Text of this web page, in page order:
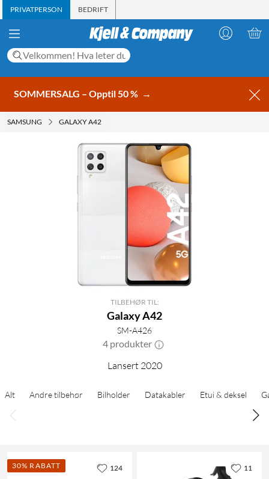
PRIVATPERSON BEDRIFT
SOMMERSALG – Opptil 50 % →
SAMSUNG GALAXY A42
TILBEHØR TIL:
Galaxy A42
SM-A426
4 produkter
Lansert 2020
Alt Andre tilbehør Bilholder Datakabler Etui & deksel
30% RABATT 124 11